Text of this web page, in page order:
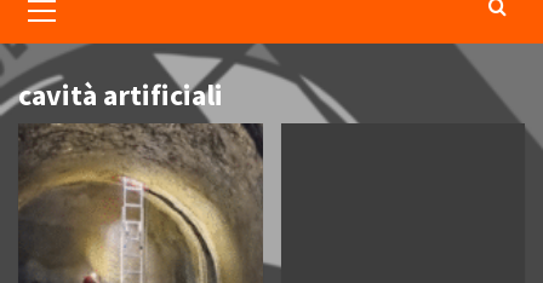
Menu
cavità artificiali